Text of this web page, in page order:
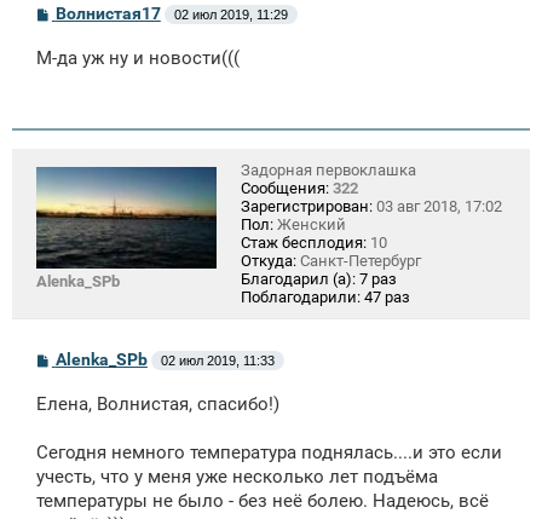
С
о
б
и
Волнистая17 02 июл 2019, 11:29
М-да уж ну и новости(((
Alenka_SPb
Задорная первоклашка
Сообщения: 322
Зарегистрирован: 03 авг 2018, 17:02
Пол: Женский
Стаж бесплодия: 10
Откуда: Санкт-Петербург
Благодарил (а): 7 раз
Поблагодарили: 47 раз
С
о
б
н
и
Alenka_SPb 02 июл 2019, 11:33
Елена, Волнистая, спасибо!)
Сегодня немного температура поднялась....и это если
учесть, что у меня уже несколько лет подъёма
температуры не было - без неё болею. Надеюсь, всё